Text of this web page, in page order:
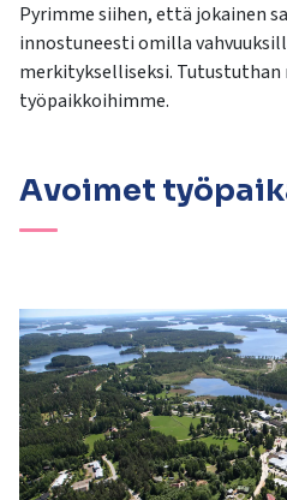
Pyrimme siihen, että jokainen
innostuneesti omilla
merkitykselliseksi.
työpaikkoihimme.
Avoimet